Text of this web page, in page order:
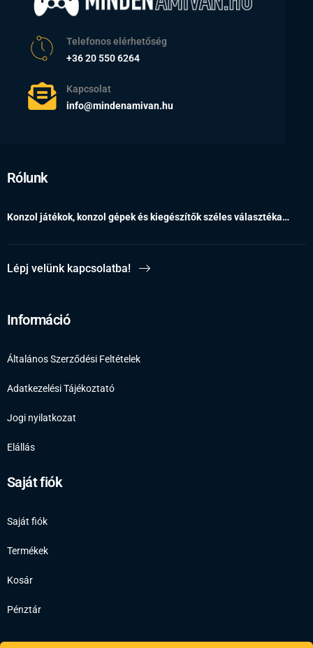
Telefonos elérhetőség
+36 20 550 6264
Kapcsolat
info@mindenamivan.hu
Rólunk
Konzol játékok, konzol gépek és kiegészítők széles választéka…
Lépj velünk kapcsolatba!
Információ
Általános Szerződési Feltételek
Adatkezelési Tájékoztató
Jogi nyilatkozat
Elállás
Saját fiók
Saját fiók
Termékek
Kosár
Pénztár